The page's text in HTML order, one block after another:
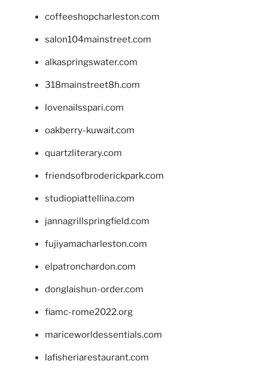
coffeeshopcharleston.com
salon104mainstreet.com
alkaspringswater.com
318mainstreet8h.com
lovenailsspari.com
oakberry-kuwait.com
quartzliterary.com
friendsofbroderickpark.com
studiopiattellina.com
jannagrillspringfield.com
fujiyamacharleston.com
elpatronchardon.com
donglaishun-order.com
fiamc-rome2022.org
mariceworldessentials.com
lafisheriarestaurant.com